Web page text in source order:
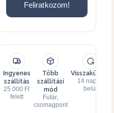
Feliratkozom!
Ingyenes
szállítás
25 000 Ft
felett
Több
szállítási
mód
Futár,
csomagpont
Visszaküldés
14 napon
belül